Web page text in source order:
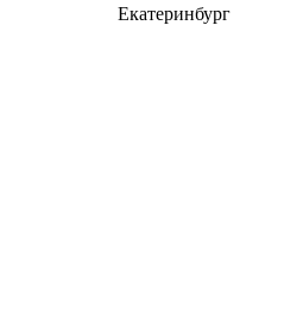
Екатеринбург